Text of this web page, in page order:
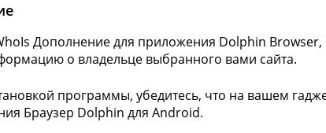
Дополнение для приложения Dolphin
о владельце выбранного вами сайта.
программы, убедитесь, что на вашем
Браузер Dolphin для Android.